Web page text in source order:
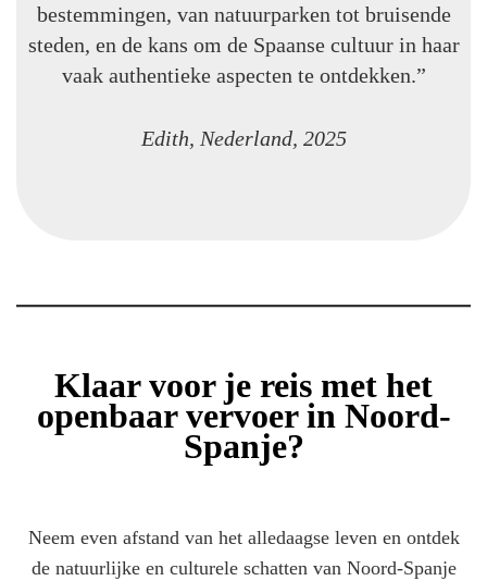
bestemmingen, van natuurparken tot bruisende
steden, en de kans om de Spaanse cultuur in haar
vaak authentieke aspecten te ontdekken.”
Edith, Nederland, 2025
Klaar voor je reis met het
openbaar vervoer in Noord-
Spanje?
Neem even afstand van het alledaagse leven en ontdek
de natuurlijke en culturele schatten van Noord-Spanje